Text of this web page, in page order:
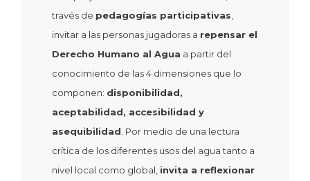
través de pedagogías participativas
invitar a las personas jugadoras a repensar el
Derecho Humano al Agua a partir del
conocimiento de las 4 dimensiones que lo
componen: disponibilidad,
aceptabilidad, accesibilidad y
asequibilidad . Por medio de una lectura
crítica de los diferentes usos del agua tanto a
nivel local como global, invita a reflexionar